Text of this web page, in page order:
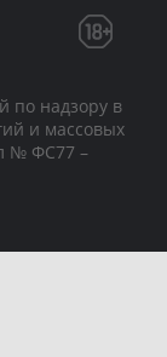
по надзору в
и массовых
№ ФС77 –